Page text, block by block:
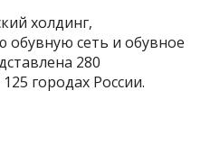
холдинг,
сеть и обувное
280
городах России.